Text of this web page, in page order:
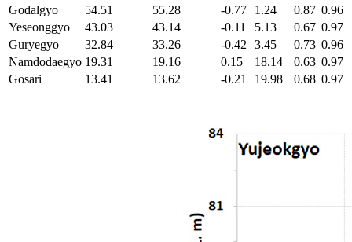
Godalgyo
54.51 55.28 -0.77 1.24 0.87 0.96
Yeseonggyo
43.03 43.14 -0.11 5.13 0.67 0.97
Guryegyo
32.84 33.26 -0.42 3.45 0.73 0.96
Namdodaegyo 19.31 19.16 0.15 18.14 0.63 0.97
Gosari
13.41 13.62 -0.21 19.98 0.68 0.97